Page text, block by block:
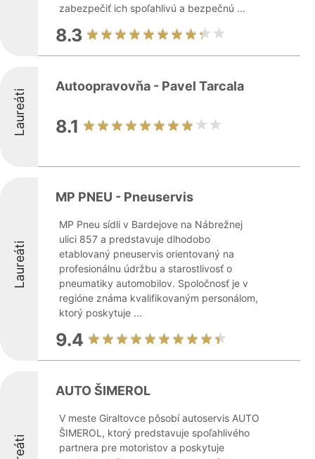
zabezpečiť ich spoľahlivú a bezpečnú ...
8.3
Laureáti
Autoopravovňa - Pavel Tarcala
8.1
Laureáti
MP PNEU - Pneuservis
MP Pneu sídli v Bardejove na Nábrežnej
ulici 857 a predstavuje dlhodobo
etablovaný pneuservis orientovaný na
profesionálnu údržbu a starostlivosť o
pneumatiky automobilov. Spoločnosť je v
regióne známa kvalifikovaným personálom,
ktorý poskytuje ...
9.4
AUTO ŠIMEROL
V meste Giraltovce pôsobí autoservis AUTO
ŠIMEROL, ktorý predstavuje spoľahlivého
partnera pre motoristov a poskytuje